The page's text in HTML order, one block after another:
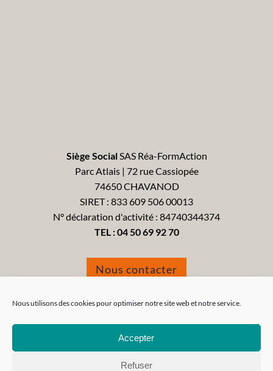
Nous utilisons des cookies pour optimiser notre site web et notre service.
Accepter
Refuser
Siège SocialSAS Réa-FormAction
Parc Atlais | 72 rue Cassiopée
74650 CHAVANOD
SIRET : 833 609 506 00013
N° déclaration d'activité : 84740344374
TEL :04 50 69 92 70
Nous contacter